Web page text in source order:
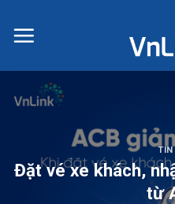
TIN
Đặt vé xe khách,
từ